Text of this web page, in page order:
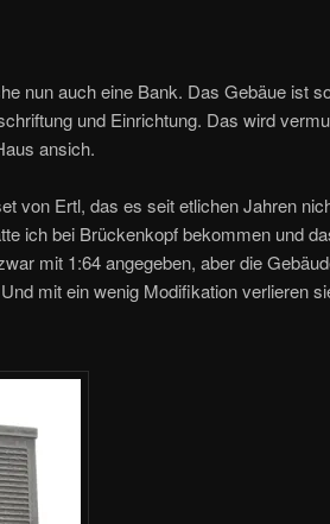
nun auch eine Bank. Das Gebäue ist
und Einrichtung. Das wird
ansich.
von Ertl, das es seit etlichen Jahren
ich bei Brückenkopf bekommen und
mit 1:64 angegeben, aber die
mit ein wenig Modifikation verlieren